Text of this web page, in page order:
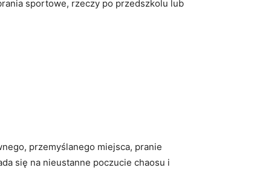
sportowe, rzeczy po przedszkolu lub
przemyślanego miejsca, pranie
się na nieustanne poczucie chaosu i